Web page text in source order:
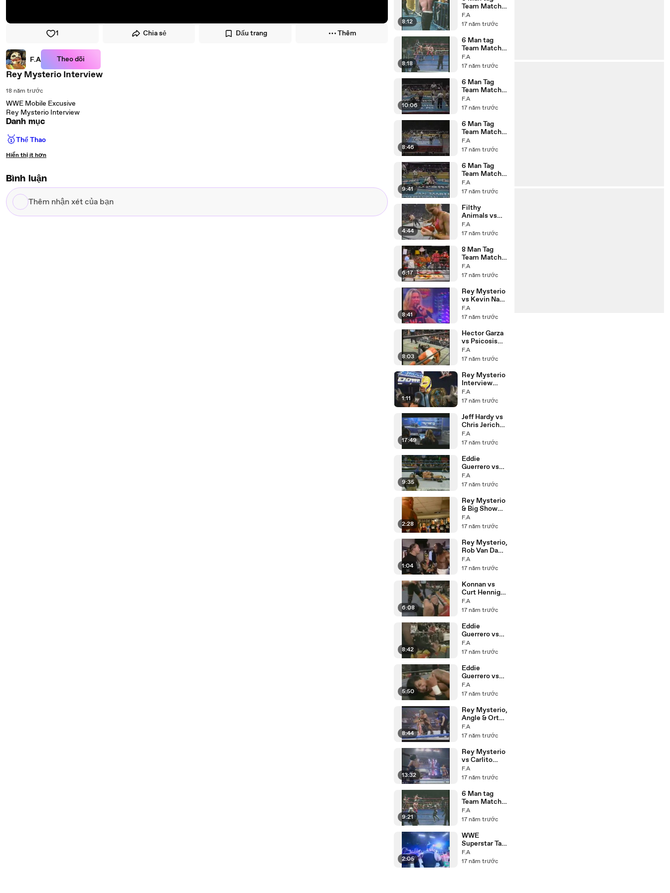
1 Chia sẻ Dấu trang Thêm
F.A Theo dõi
Rey Mysterio Interview
18 năm trước
WWE Mobile Excusive
Rey Mysterio Interview
Danh mục
🥇Thể Thao
Hiển thị ít hơn
Bình luận
Thêm
nhận
8:12
Team Match
P1
F.A
17 năm trước
8:18
6 Man tag
Team Match
P2
F.A
17 năm trước
10:06
6 Man Tag
Team Match
14.11.95 P3
F.A
17 năm trước
8:46
6 Man Tag
Team Match
14.11.95 P2
F.A
17 năm trước
9:41
6 Man Tag
Team Match
14.11.95 P1
F.A
17 năm trước
4:44
Filthy
Animals vs
Revolution
8.11.99
F.A
17 năm trước
6:17
8 Man Tag
Team Match
21.3.99
F.A
17 năm trước
8:41
Rey Mysterio
vs Kevin Nash
22.2.99
F.A
17 năm trước
8:03
Hector Garza
vs Psicosis
25.2.99
F.A
17 năm trước
1:11
Rey Mysterio
Interview
15.5.09
F.A
17 năm trước
17:49
Jeff Hardy vs
Chris Jericho
8.5.09
F.A
17 năm trước
9:35
Eddie
Guerrero vs
Mark Jindrak
21.10.04
F.A
17 năm trước
2:28
Rey Mysterio
& Big Show
Backstage
28.10.04
F.A
17 năm trước
1:04
Rey Mysterio,
Rob Van Dam
& Booker T
Backstage
F.A
17 năm trước
6:08
Konnan vs
Curt Hennig
3.8.98
F.A
17 năm trước
8:42
Eddie
Guerrero vs
Konnan
20.7.98
F.A
17 năm trước
5:50
Eddie
Guerrero vs
Juventud
13.8.98
F.A
17 năm trước
8:44
Rey Mysterio,
Angle & Orton
vs MNM &
Mark Henry
F.A
17 năm trước
13:32
Rey Mysterio
vs Carlito
14.10.04
F.A
17 năm trước
9:21
6 Man tag
Team Match
P1
F.A
17 năm trước
2:05
WWE
Superstar Talk
About WWE
Smackdown
F.A
17 năm trước